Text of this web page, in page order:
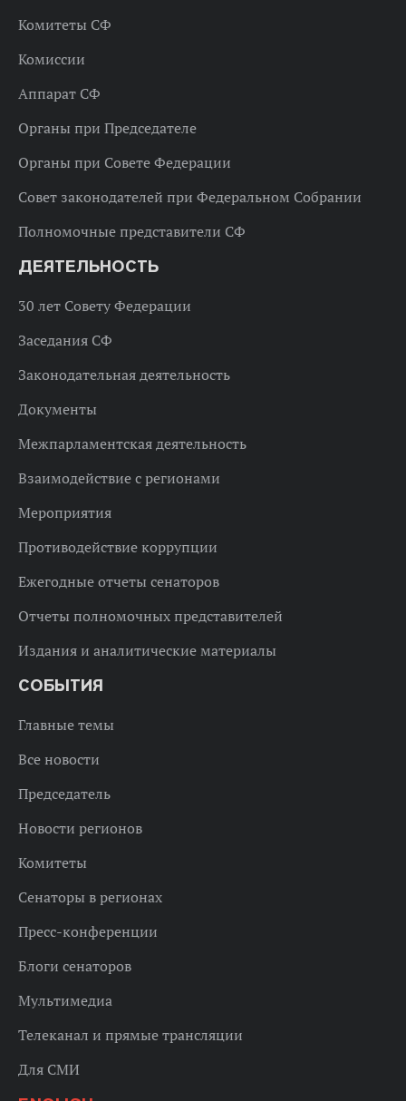
Комитеты СФ
Комиссии
Аппарат СФ
Органы при Председателе
Органы при Совете Федерации
Совет законодателей при Федеральном Собрании
Полномочные представители СФ
ДЕЯТЕЛЬНОСТЬ
30 лет Совету Федерации
Заседания СФ
Законодательная деятельность
Документы
Межпарламентская деятельность
Взаимодействие с регионами
Мероприятия
Противодействие коррупции
Ежегодные отчеты сенаторов
Отчеты полномочных представителей
Издания и аналитические материалы
СОБЫТИЯ
Главные темы
Все новости
Председатель
Новости регионов
Комитеты
Сенаторы в регионах
Пресс-конференции
Блоги сенаторов
Мультимедиа
Телеканал и прямые трансляции
Для СМИ